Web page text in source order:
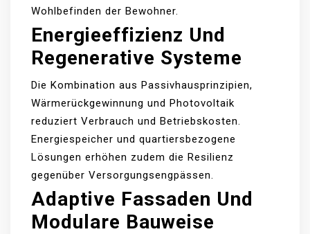
Wohlbefinden der Bewohner.
Energieeffizienz Und
Regenerative Systeme
Die Kombination aus Passivhausprinzipien,
Wärmerückgewinnung und Photovoltaik
reduziert Verbrauch und Betriebskosten.
Energiespeicher und quartiersbezogene
Lösungen erhöhen zudem die Resilienz
gegenüber Versorgungsengpässen.
Adaptive Fassaden Und
Modulare Bauweise